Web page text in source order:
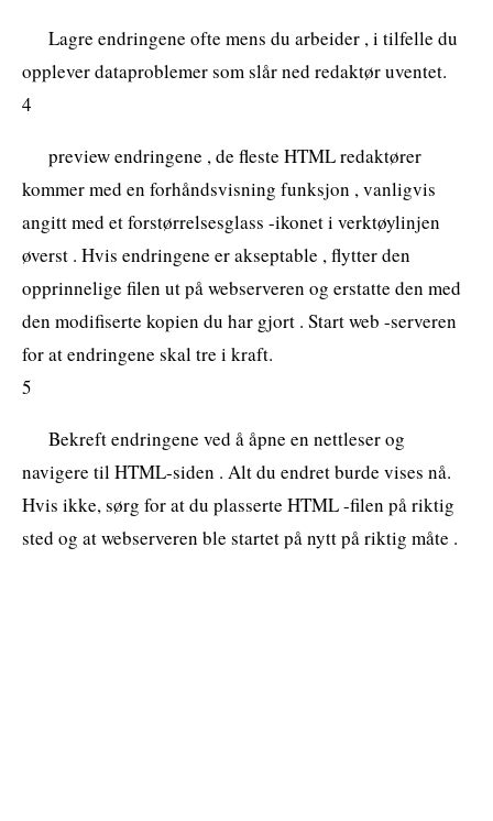
Lagre endringene ofte mens du arbeider , i tilfelle du
opplever dataproblemer som slår ned redaktør uventet.
4
preview endringene , de fleste HTML redaktører
kommer med en forhåndsvisning funksjon , vanligvis
angitt med et forstørrelsesglass -ikonet i verktøylinjen
øverst . Hvis endringene er akseptable , flytter den
opprinnelige filen ut på webserveren og erstatte den med
den modifiserte kopien du har gjort . Start web -serveren
for at endringene skal tre i kraft.
5
Bekreft endringene ved å åpne en nettleser og
navigere til HTML-siden . Alt du endret burde vises nå.
Hvis ikke, sørg for at du plasserte HTML -filen på riktig
sted og at webserveren ble startet på nytt på riktig måte .